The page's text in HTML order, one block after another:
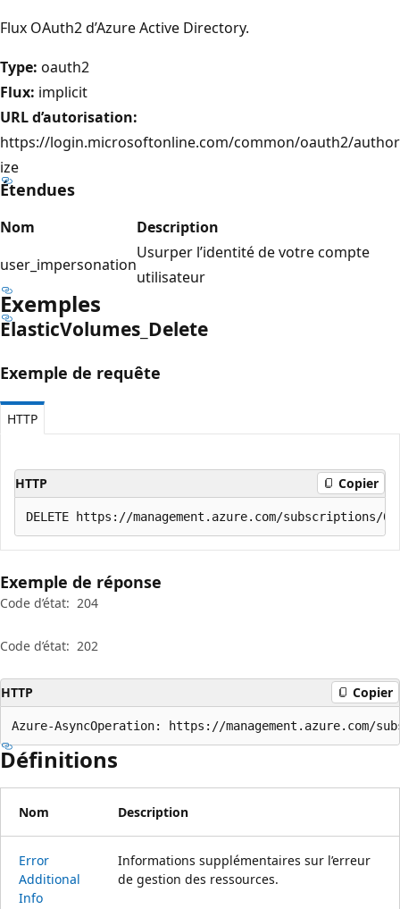
Flux OAuth2 d’Azure Active Directory.
Type: oauth2
Flux: implicit
URL d’autorisation:
https://login.microsoftonline.com/common/oauth2/author
ize
Étendues
Nom
Description
user_impersonation
Usurper l’identité de votre compte
utilisateur
Exemples
ElasticVolumes_Delete
Exemple de requête
HTTP
HTTP Copier
Exemple de réponse
Code d’état: 204
Code d’état: 202
HTTP Copier
Azure-AsyncOperation: https://management.azure.com/
Définitions
Nom Description
Error
Additional
Info
Informations supplémentaires sur l’erreur
de gestion des ressources.